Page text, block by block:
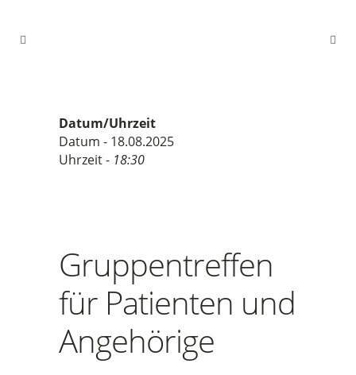
Datum/Uhrzeit
Datum - 18.08.2025
Uhrzeit - 18:30
Gruppentreffen
für Patienten und
Angehörige